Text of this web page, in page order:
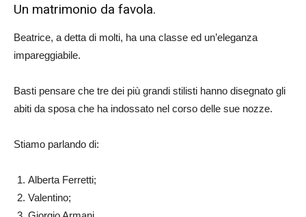
Un matrimonio da favola.
Beatrice, a detta di molti, ha una classe ed un’eleganza
impareggiabile.
Basti pensare che tre dei più grandi stilisti hanno disegnato gli
abiti da sposa che ha indossato nel corso delle sue nozze.
Stiamo parlando di:
Alberta Ferretti;
Valentino;